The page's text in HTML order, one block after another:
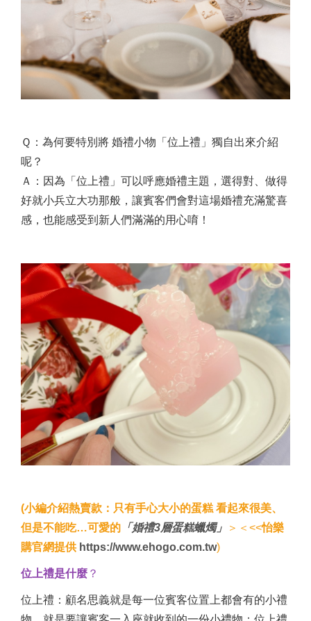
Ｑ：為何要特別將 婚禮小物「位上禮」獨自出來介紹
呢？
Ａ：因為「位上禮」可以呼應婚禮主題，選得對、做得
好就小兵立大功那般，讓賓客們會對這場婚禮充滿驚喜
感，也能感受到新人們滿滿的用心唷！
(小編介紹熱賣款：只有手心大小的蛋糕 看起來很美、
但是不能吃…可愛的 「婚禮3層蛋糕蠟燭」 ＞＜<<怡樂
購官網提供https://www.ehogo.com.tw)
位上禮是什麼 ？
位上禮：顧名思義就是每一位賓客位置上都會有的小禮